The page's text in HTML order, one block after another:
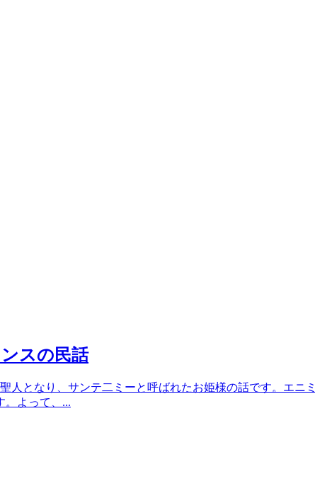
スの民話
人となり、サンテ二ミーと呼ばれたお姫様の話です。エニ
。よって、...